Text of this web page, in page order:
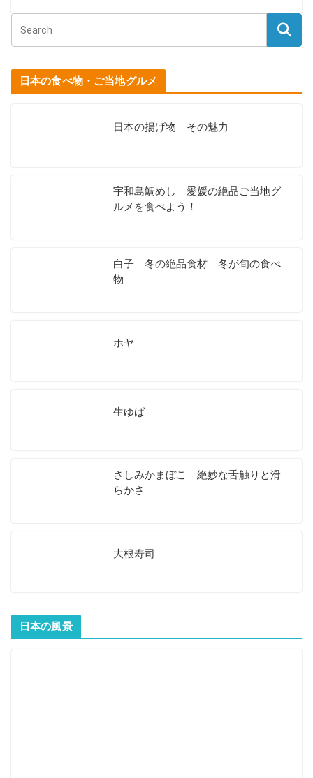
日本の食べ物・ご当地グルメ
日本の揚げ物 その魅力
宇和島鯛めし 愛媛の絶品ご当地グ
ルメを食べよう！
白子 冬の絶品食材 冬が旬の食べ
物
ホヤ
生ゆば
さしみかまぼこ 絶妙な舌触りと滑
らかさ
大根寿司
日本の風景